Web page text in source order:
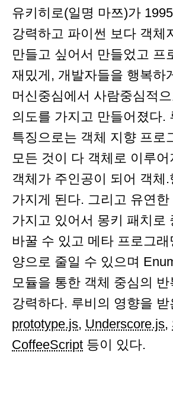
유키히로(일명 마쯔)가
강력하고 파이썬 보다 객체
만들고 싶어서 만들었고 프
재밌게, 개발자들을 행복하
머신중심에서 사람중심적
의도를 가지고 만들어졌다.
특징으로는 객체 지향 프로
모든 것이 다 객체로 이루어
객체가 주인공이 되어 객체
가지게 된다. 그리고 유연한
가지고 있어서 몽키 패치로
바꿀 수 있고 메타 프로그
양으로 줄일 수 있으며
모듈을 통한 객체 중심의 반
강력하다. 루비의 영향을
prototype.js, Underscore.js,
CoffeeScript 등이 있다.